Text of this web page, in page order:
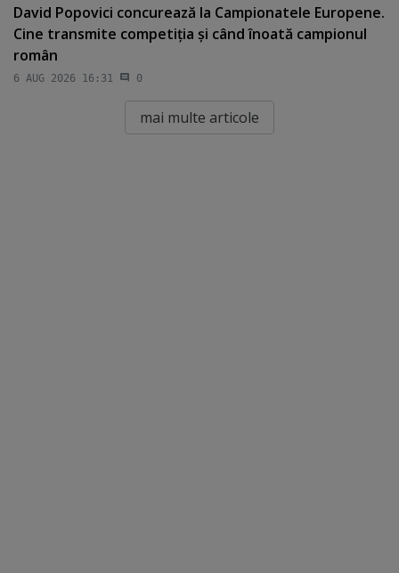
David Popovici concurează la Campionatele Europene.
Cine transmite competiţia şi când înoată campionul
român
6 AUG 2026 16:31 0
mai multe articole